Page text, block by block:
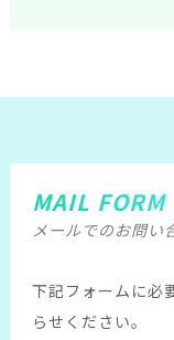
MAIL FORM
メールでのお問い
下記フォームに必
らせください。